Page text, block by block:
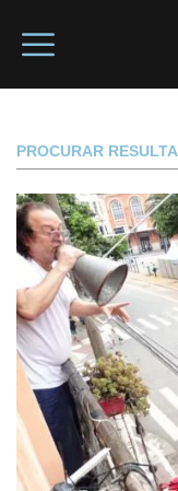
PROCURAR